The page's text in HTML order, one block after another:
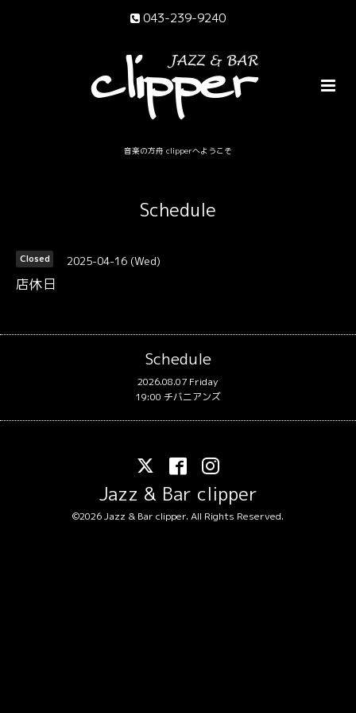
043-239-9240
音楽の方舟 clipperへようこそ
Schedule
Closed 2025-04-16 (Wed)
店休日
Schedule
2026.08.07 Friday
19:00 チバニアンズ
Jazz & Bar clipper
©2026Jazz & Bar clipper. All Rights Reserved.